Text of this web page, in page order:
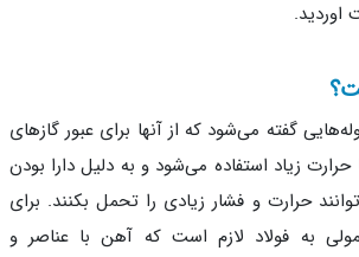
گفته می‌شود که از آنها برای عبور گازهای
زیاد استفاده می‌شود و به دلیل دارا بودن
حرارت و فشار زیادی را تحمل بکنند. برای
به فولاد لازم است که آهن با عناصر و